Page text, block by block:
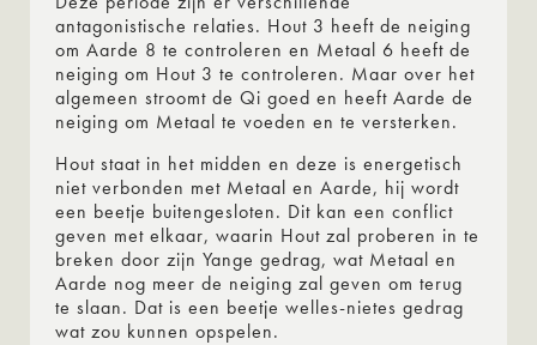
antagonistische relaties. Hout 3 heeft de neiging
om Aarde 8 te controleren en Metaal 6 heeft de
neiging om Hout 3 te controleren. Maar over het
algemeen stroomt de Qi goed en heeft Aarde de
neiging om Metaal te voeden en te versterken.
Hout staat in het midden en deze is energetisch
niet verbonden met Metaal en Aarde, hij wordt
een beetje buitengesloten. Dit kan een conflict
geven met elkaar, waarin Hout zal proberen in te
breken door zijn Yange gedrag, wat Metaal en
Aarde nog meer de neiging zal geven om terug
te slaan. Dat is een beetje welles-nietes gedrag
wat zou kunnen opspelen.